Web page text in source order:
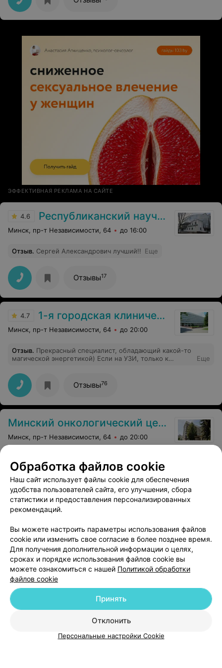
ЭФФЕКТИВНАЯ РЕКЛАМА НА САЙТЕ
4.6 Республиканский научно-практический центр детской хирургии
Минск, пр-т Независимости, 64 до 16:00
Отзыв. Сергей Александрович лучший!! Еще
Отзывы17
4.7 1-я городская клиническая больница
Минск, пр-т Независимости, 64 до 20:00
Отзыв. Прекрасный специалист, обладающий какой-то
магической энергетикой) Если на УЗИ, только к
Еще
Отзывы76
Минский онкологический центр
Минск, пр-т Независимости, 64 до 20:00
Добавить компанию
Добавить специалиста
Новости проекта
Размещение рекламы
Медицинский маркетинг
Публичный договор
Обработка файлов cookie
Наш сайт использует файлы cookie для обеспечения
удобства пользователей сайта, его улучшения, сбора
статистики и предоставления персонализированных
рекомендаций.
Вы можете настроить параметры использования файлов
cookie или изменить свое согласие в более позднее время.
Для получения дополнительной информации о целях,
сроках и порядке использования файлов cookie вы
можете ознакомиться с нашей Политикой обработки
файлов cookie
Отклонить
Принять
Персональные настройки Cookie